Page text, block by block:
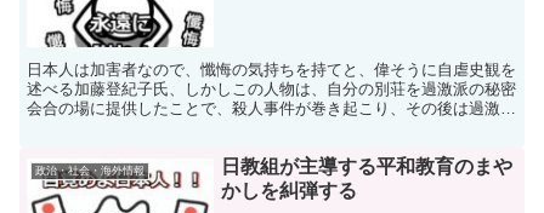
日本人は加害者なので、懺悔の気持ちを持てと、偉そうに自虐史観を
述べる加藤登紀子氏、しかしこの人物は、自分の別荘を過激派の秘密
会合の場に提供したことで、殺人事件が巻き起こり、その後は過激派
政治・社会・海外情報
日教組が主導する平和教育のまや
かしを糾弾する